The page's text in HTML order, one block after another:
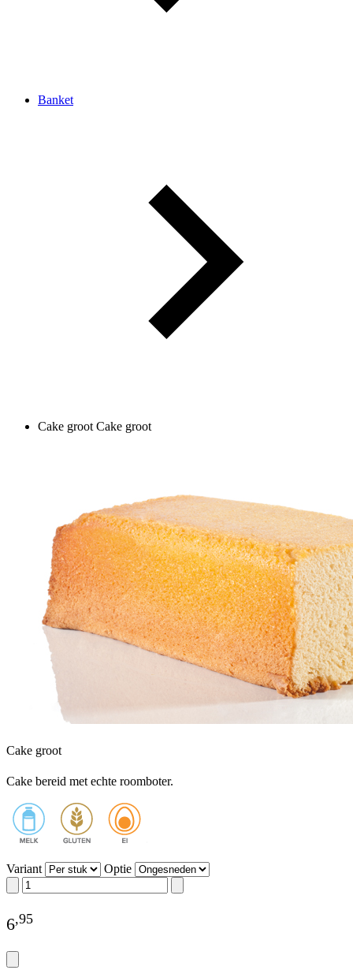
Banket
Cake groot Cake groot
Cake groot
Cake bereid met echte roomboter.
Variant Optie
6,95